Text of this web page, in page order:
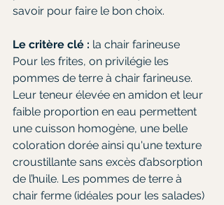
savoir pour faire le bon choix.
Le critère clé : la chair farineuse
Pour les frites, on privilégie les
pommes de terre à chair farineuse.
Leur teneur élevée en amidon et leur
faible proportion en eau permettent
une cuisson homogène, une belle
coloration dorée ainsi qu'une texture
croustillante sans excès d’absorption
de l’huile. Les pommes de terre à
chair ferme (idéales pour les salades)